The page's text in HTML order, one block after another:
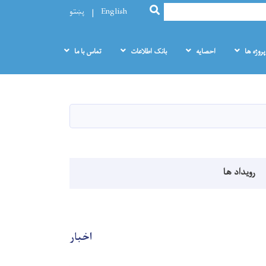
SEARCH
English پښتو
پروژه ها احصایه بانک اطلاعات تماس با ما
رویداد ها
اخبار